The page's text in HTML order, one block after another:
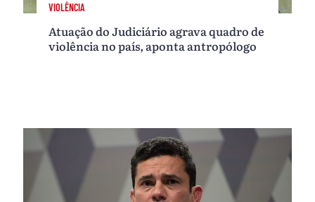
VIOLÊNCIA
Atuação do Judiciário agrava quadro de
violência no país, aponta antropólogo